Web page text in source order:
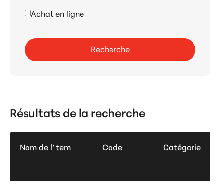
Achat en ligne
Recherche
Résultats de la recherche
Nom de l’item Code Catégorie